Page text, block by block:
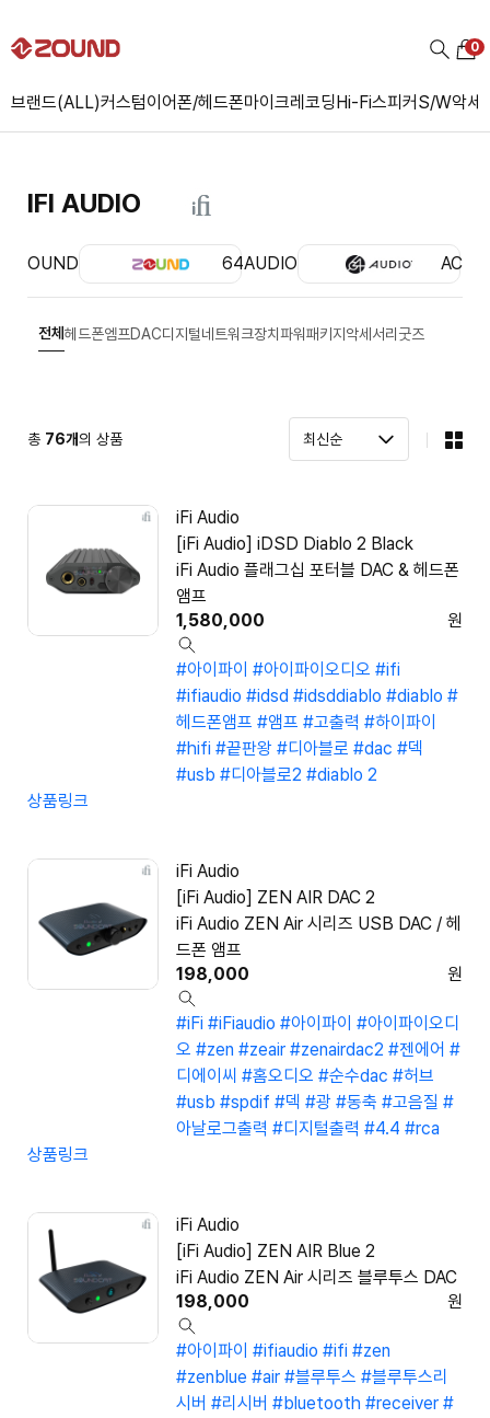
브랜드(ALL)커스텀이어폰/헤드폰마이크레코딩Hi-Fi스피커S/W악세
0
IFI AUDIO
ZOUND 64AUDIO ACS
전체 헤드폰엠프DAC디지털네트워크장치 파워패키지 악세서리 굿즈
총 76개의 상품
iFi Audio
[iFi Audio] iDSD Diablo 2 Black
iFi Audio 플래그십 포터블 DAC & 헤드폰
앰프
1,580,000
원
#아이파이 #아이파이오디오 #ifi
#ifiaudio #idsd #idsddiablo #diablo #
헤드폰앰프 #앰프 #고출력 #하이파이
#hifi #끝판왕 #디아블로 #dac #덱
#usb #디아블로2 #diablo 2
상품링크
iFi Audio
[iFi Audio] ZEN AIR DAC 2
iFi Audio ZEN Air 시리즈 USB DAC / 헤
드폰 앰프
198,000
원
#iFi #iFiaudio #아이파이 #아이파이오디
오 #zen #zeair #zenairdac2 #젠에어 #
디에이씨 #홈오디오 #순수dac #허브
#usb #spdif #덱 #광 #동축 #고음질 #
아날로그출력 #디지털출력 #4.4 #rca
상품링크
iFi Audio
[iFi Audio] ZEN AIR Blue 2
iFi Audio ZEN Air 시리즈 블루투스 DAC
198,000
원
#아이파이 #ifiaudio #ifi #zen
#zenblue #air #블루투스 #블루투스리
시버 #리시버 #bluetooth #receiver #